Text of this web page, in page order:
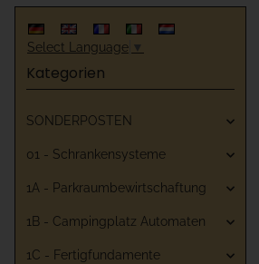
Select Language ▼
Kategorien
SONDERPOSTEN
01 - Schrankensysteme
1A - Parkraumbewirtschaftung
1B - Campingplatz Automaten
1C - Fertigfundamente